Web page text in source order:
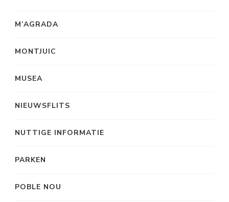
M’AGRADA
MONTJUIC
MUSEA
NIEUWSFLITS
NUTTIGE INFORMATIE
PARKEN
POBLE NOU